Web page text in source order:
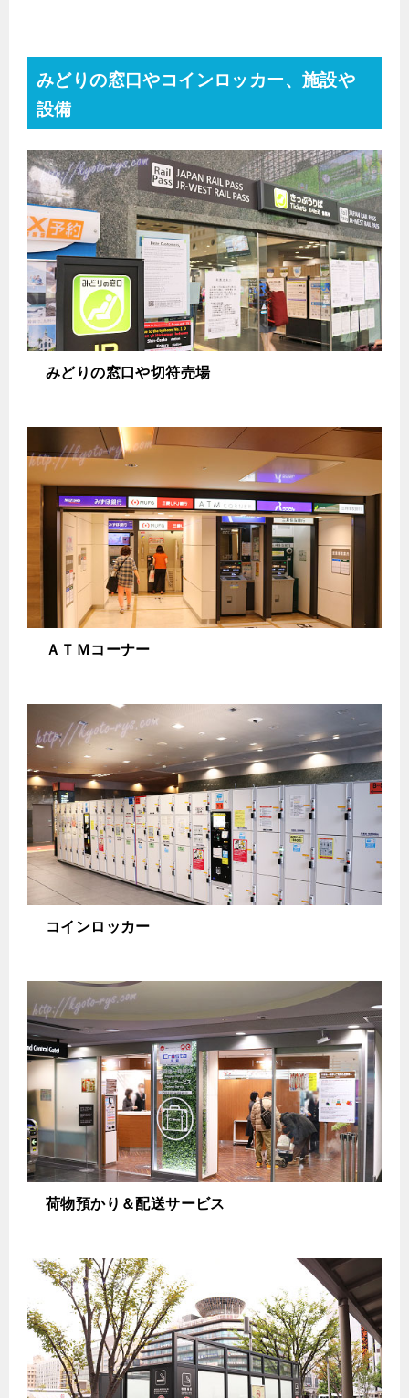
みどりの窓口やコインロッカー、施設や
設備
みどりの窓口や切符売場
ＡＴＭコーナー
コインロッカー
荷物預かり＆配送サービス